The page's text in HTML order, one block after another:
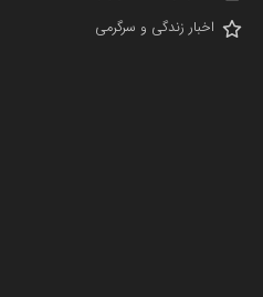
مردمی
در کشور
اخبار زندگی و سرگرمی